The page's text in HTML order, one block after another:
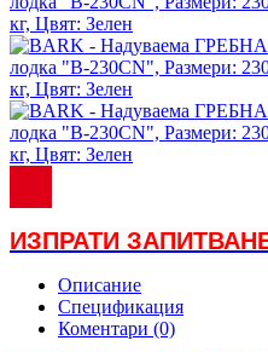
ИЗПРАТИ ЗАПИТВАНЕ
Описание
Спецификация
Коментари (0)